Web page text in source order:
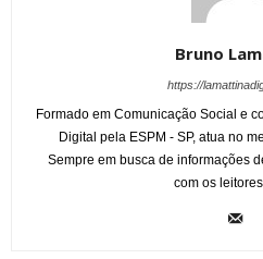
Bruno
https://
Formado em Comunicação Social e
Digital pela ESPM - SP, atua no
Sempre em busca de informações
com os